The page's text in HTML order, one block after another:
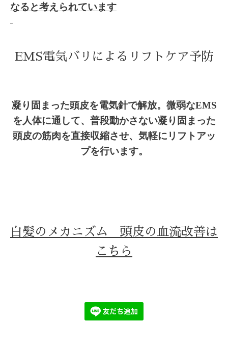
なると考えられています
EMS電気バリによるリフトケア予防
凝り 固まった頭皮を電気針で解放。微弱なEMS
を人体に通して、普段動かさない凝り固まった
頭皮の筋肉を直接収縮させ、気軽にリフトアッ
プを行います。
白髪のメカニズム 頭皮の血流改善は
こちら